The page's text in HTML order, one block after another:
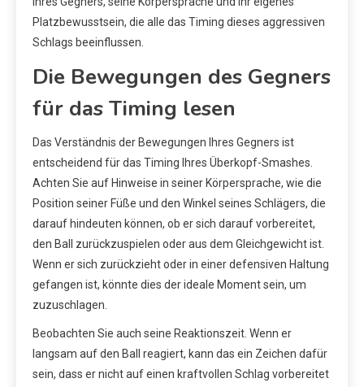
Platzbewusstsein, die alle das Timing dieses aggressiven
Schlags beeinflussen.
Die Bewegungen des Gegners
für das Timing lesen
Das Verständnis der Bewegungen Ihres Gegners ist
entscheidend für das Timing Ihres Überkopf-Smashes.
Achten Sie auf Hinweise in seiner Körpersprache, wie die
Position seiner Füße und den Winkel seines Schlägers, die
darauf hindeuten können, ob er sich darauf vorbereitet,
den Ball zurückzuspielen oder aus dem Gleichgewicht ist.
Wenn er sich zurückzieht oder in einer defensiven Haltung
gefangen ist, könnte dies der ideale Moment sein, um
zuzuschlagen.
Beobachten Sie auch seine Reaktionszeit. Wenn er
langsam auf den Ball reagiert, kann das ein Zeichen dafür
sein, dass er nicht auf einen kraftvollen Schlag vorbereitet